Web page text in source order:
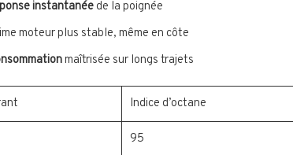
instantanée de la poignée
moteur plus stable, même en côte
maîtrisée sur longs trajets
Indice d’octane
95